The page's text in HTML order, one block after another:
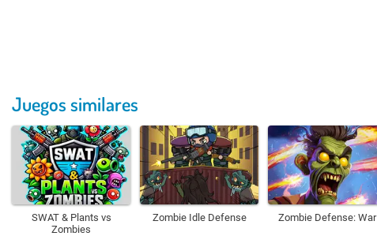
Juegos similares
SWAT & Plants vs
Zombies
Zombie Idle Defense Zombie Defense: War